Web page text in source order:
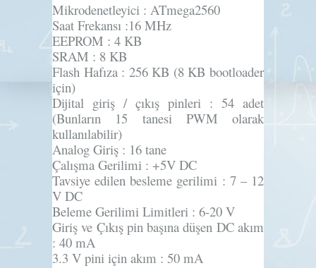
Mikrodenetleyici : ATmega2560
Saat Frekansı :16 MHz
EEPROM : 4 KB
SRAM : 8 KB
Flash Hafıza : 256 KB (8 KB bootloader
için)
Dijital giriş / çıkış pinleri : 54 adet
(Bunların 15 tanesi PWM olarak
kullanılabilir)
Analog Giriş : 16 tane
Çalışma Gerilimi : +5V DC
Tavsiye edilen besleme gerilimi : 7 – 12
V DC
Beleme Gerilimi Limitleri : 6-20 V
Giriş ve Çıkış pin başına düşen DC akım
: 40 mA
3.3 V pini için akım : 50 mA